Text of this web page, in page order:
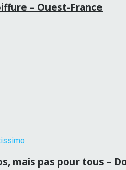
– Ouest-France
mais pas pour tous –